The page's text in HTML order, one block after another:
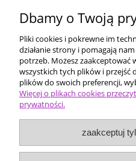
Dostawa i
Ceny i
Dbamy o Twoją
Pliki cookies i pokrewne im
działanie strony i pomagają
potrzeb. Możesz zaakceptować
wszystkich tych plików i przejść
plików do swoich preferencji,
Więcej o plikach cookies
prywatności.
zaakceptuj